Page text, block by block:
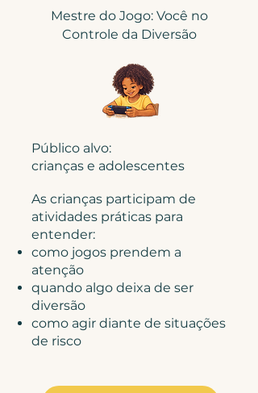
Mestre do Jogo: Você no
Controle da Diversão
Público alvo:
crianças e adolescentes​
As crianças participam de
atividades práticas para
entender:
como jogos prendem a
atenção
quando algo deixa de ser
diversão
como agir diante de situações
de risco